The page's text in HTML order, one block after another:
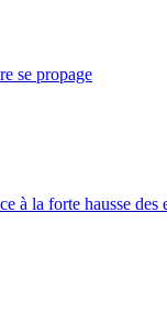
se propage
à la forte hausse des